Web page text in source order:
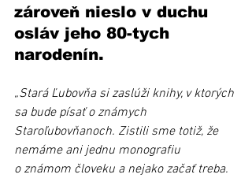
zároveň nieslo v duchu
osláv jeho 80-tych
narodenín.
„Stará Ľubovňa si zaslúži knihy, v ktorých
sa bude písať o známych
Staroľubovňanoch. Zistili sme totiž, že
nemáme ani jednu monografiu
o známom človeku a nejako začať treba.